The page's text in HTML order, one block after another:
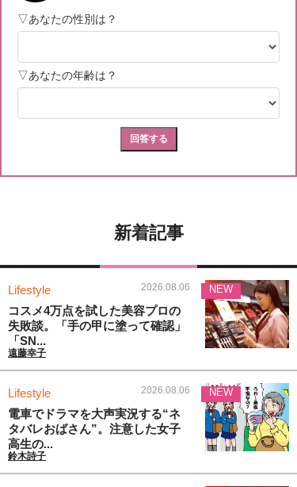
新着記事
Lifestyle 2026.08.06
コスメ4万点を試した美容プロの
失敗談。「手の甲に塗って確認」
「SN...
遠藤幸子
NEW
Lifestyle 2026.08.06
電車でドラマを大声実況する“ネ
タバレおばさん”。注意した女子
高生の...
鈴木詩子
NEW